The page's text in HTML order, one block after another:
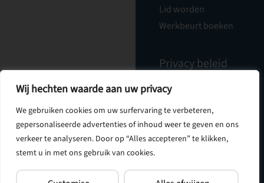
Wij hechten waarde aan uw privacy
We gebruiken cookies om uw surfervaring te verbeteren,
gepersonaliseerde advertenties of inhoud weer te geven en ons
verkeer te analyseren. Door op “Alles accepteren” te klikken,
stemt u in met ons gebruik van cookies.
Lid worden
Werkbeurt boeken
Privacy beleid
Cadeaubonnen
Nieuwsbrief
Vacatures
Over Ons
Contact